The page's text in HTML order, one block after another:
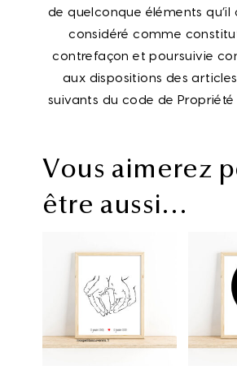
de quelconque éléments qu’il
considéré comme
contrefaçon et poursuivie
aux dispositions des
suivants du code de Propriété
Vous aimerez
être aussi…